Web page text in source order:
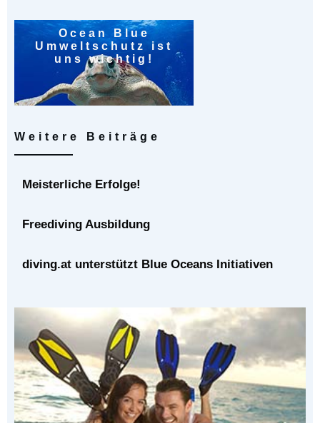
Ocean Blue
Umweltschutz ist
uns wichtig!
Weitere Beiträge
Meisterliche Erfolge!
Freediving Ausbildung
diving.at unterstützt Blue Oceans Initiativen